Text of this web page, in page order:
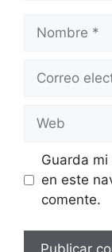
Nombre
Correo
Web
Guarda
en este
comente.